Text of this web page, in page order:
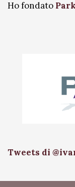
Ho fondato
Tweets di